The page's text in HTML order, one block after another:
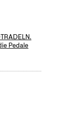
Pedale